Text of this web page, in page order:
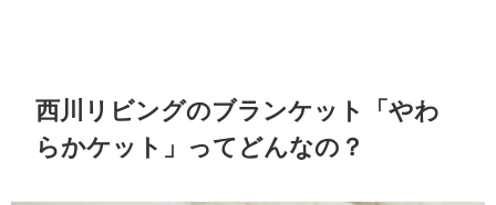
西川リビングのブランケット「やわ
らかケット」ってどんなの？